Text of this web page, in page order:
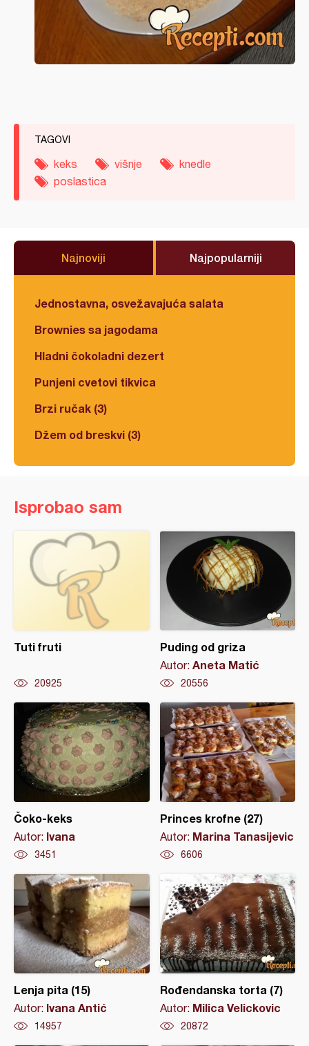
TAGOVI
keks višnje
knedle
poslastica
Najnoviji Najpopularniji
Jednostavna, osvežavajuća salata
Brownies sa jagodama
Hladni čokoladni dezert
Punjeni cvetovi tikvica
Brzi ručak (3)
Džem od breskvi (3)
Isprobao sam
Tuti fruti
20925
Puding od griza
Autor: Aneta Matić
20556
Čoko-keks
Autor: Ivana
3451
Princes krofne (27)
Autor: Marina Tanasijevic
6606
Lenja pita (15)
Autor: Ivana Antić
14957
Rođendanska torta (7)
Autor: Milica Velickovic
20872